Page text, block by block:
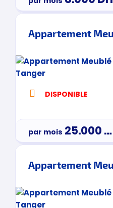
DISPONIBLE
par mois 25.000Dh